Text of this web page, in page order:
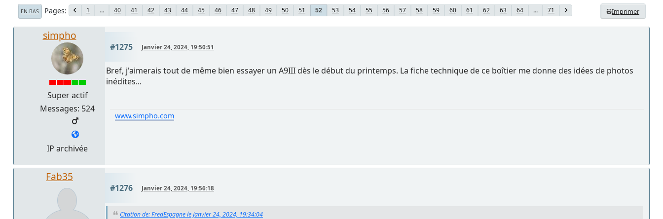
Imprimer
EN BAS Pages 1 ... 40 41 42 43 44 45 46 47 48 49 50 51 52 53 54 55 56 57 58 59 60 61 62 63 64 ... 71
simpho
Super actif
Messages: 524
IP archivée
#1275 Janvier 24, 2024, 19:50:51
Bref, j'aimerais tout de même bien essayer un A9III dès le début du printemps. La fiche technique de ce boîtier me donne des idées de photos
inédites...
www.simpho.com
Fab35
#1276 Janvier 24, 2024, 19:56:18
Citation de: FredEspagne le Janvier 24, 2024, 19:34:04